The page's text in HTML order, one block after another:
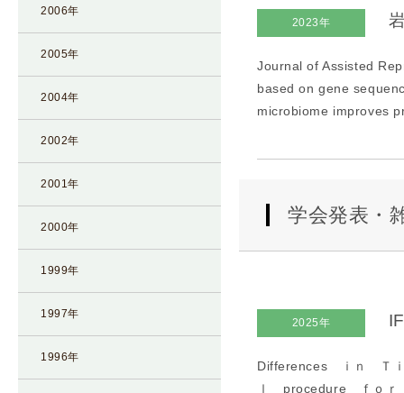
2006年
2005年
2004年
2002年
2001年
2000年
1999年
1997年
1996年
2023年
Journal of Assisted
based on gene
microbiome improves
学会発表・
2025年
Differences ｉｎ Ｔ
ｌ procedure ｆｏｒ